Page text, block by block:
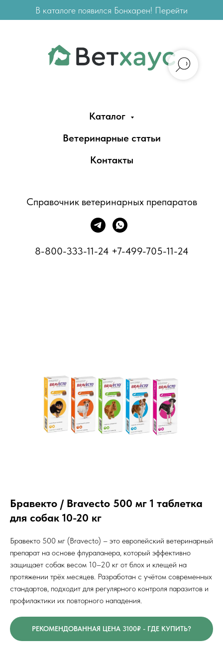
В каталоге появился Бонхарен! Перейти
Каталог
Ветеринарные статьи
Контакты
Справочник ветеринарных препаратов
8-800-333-11-24 +7-499-705-11-24
Бравекто / Bravecto 500 мг 1 таблетка
для собак 10-20 кг
Бравекто 500 мг (Bravecto) – это европейский ветеринарный
препарат на основе флураланера, который эффективно
защищает собак весом 10–20 кг от блох и клещей на
протяжении трёх месяцев. Разработан с учётом современных
стандартов, подходит для регулярного контроля паразитов и
профилактики их повторного нападения.
РЕКОМЕНДОВАННАЯ ЦЕНА 3100₽ - ГДЕ КУПИТЬ?